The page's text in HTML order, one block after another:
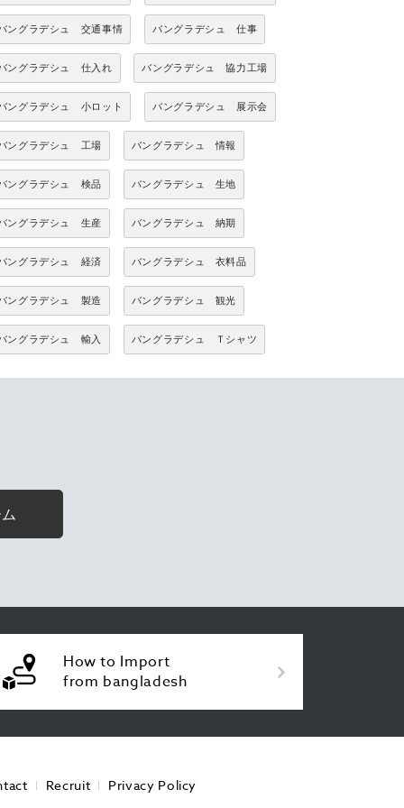
ングラデシュ 交通事情 バングラデシュ 仕事
ングラデシュ 仕入れ バングラデシュ 協力工場
ングラデシュ 小ロット バングラデシュ 展示会
ングラデシュ 工場 バングラデシュ 情報
ングラデシュ 検品 バングラデシュ 生地
ングラデシュ 生産 バングラデシュ 納期
ングラデシュ 経済 バングラデシュ 衣料品
ングラデシュ 製造 バングラデシュ 観光
ングラデシュ 輸入 バングラデシュ Ｔシャツ
How to Import
from bangladesh
Recruit Privacy Policy